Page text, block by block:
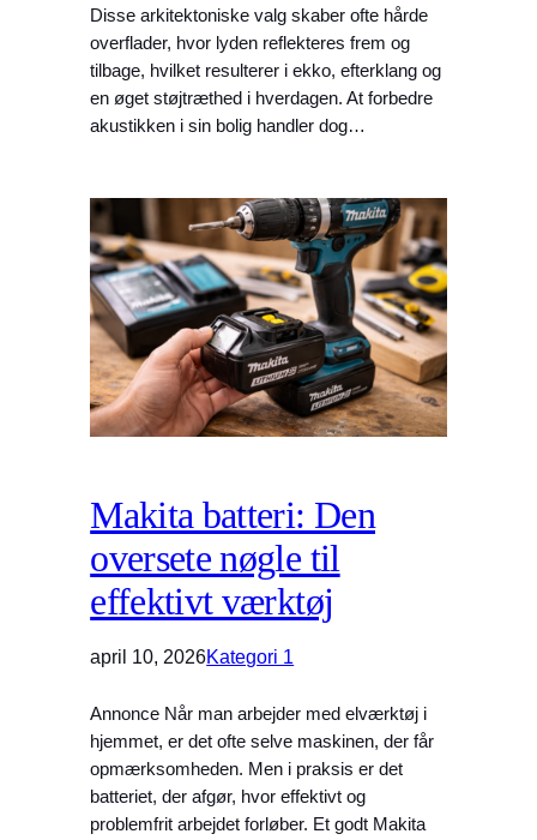
Disse arkitektoniske valg skaber ofte hårde
overflader, hvor lyden reflekteres frem og
tilbage, hvilket resulterer i ekko, efterklang og
en øget støjtræthed i hverdagen. At forbedre
akustikken i sin bolig handler dog…
Makita batteri: Den
oversete nøgle til
effektivt værktøj
april 10, 2026Kategori 1
Annonce Når man arbejder med elværktøj i
hjemmet, er det ofte selve maskinen, der får
opmærksomheden. Men i praksis er det
batteriet, der afgør, hvor effektivt og
problemfrit arbejdet forløber. Et godt Makita